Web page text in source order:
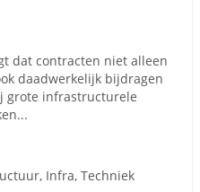
dat contracten niet alleen
daadwerkelijk bijdragen
grote infrastructurele
Infra, Techniek